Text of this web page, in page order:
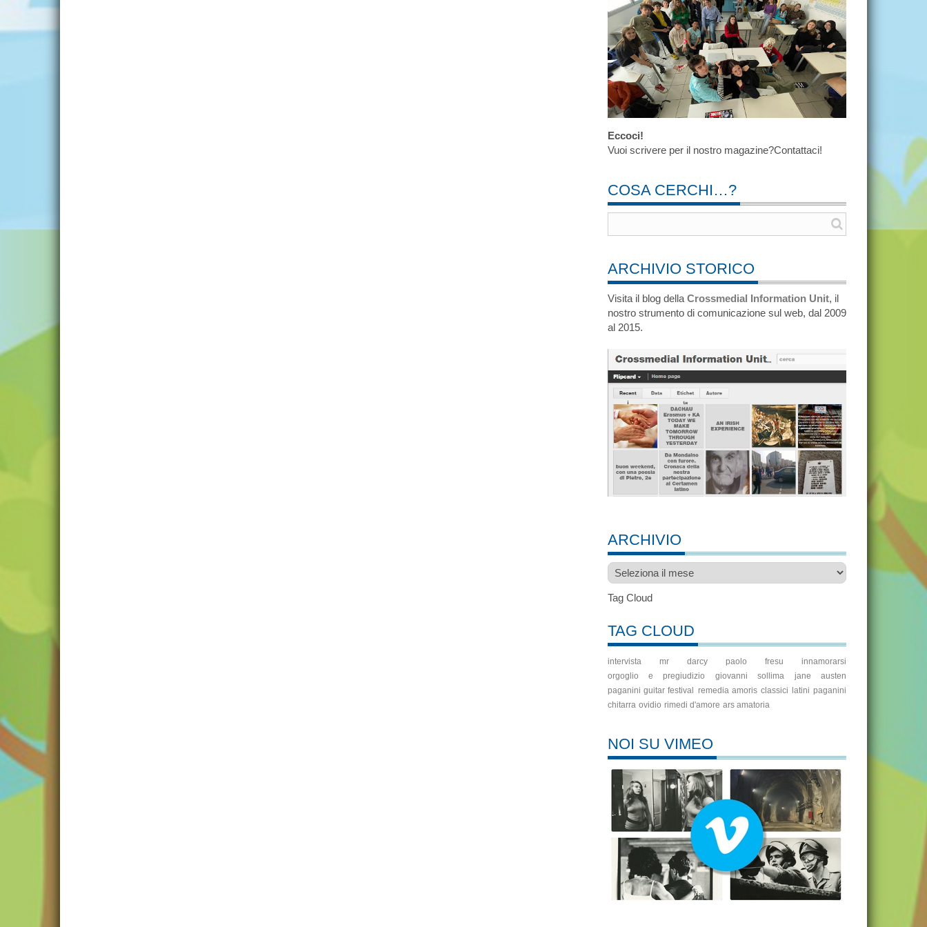
Eccoci!
Vuoi scrivere per il nostro magazine?Contattaci!
COSA CERCHI…?
ARCHIVIO STORICO
Visita il blog della Crossmedial Information Unit, il
nostro strumento di comunicazione sul web, dal 2009
al 2015.
ARCHIVIO
Archivio
Tag Cloud
TAG CLOUD
intervista mr darcy paolo fresu
innamorarsi
orgoglio e pregiudizio
giovanni sollima
jane austen
paganini guitar festival remedia amoris classici latini paganini
chitarra ovidio rimedi d'amore ars amatoria
NOI SU VIMEO